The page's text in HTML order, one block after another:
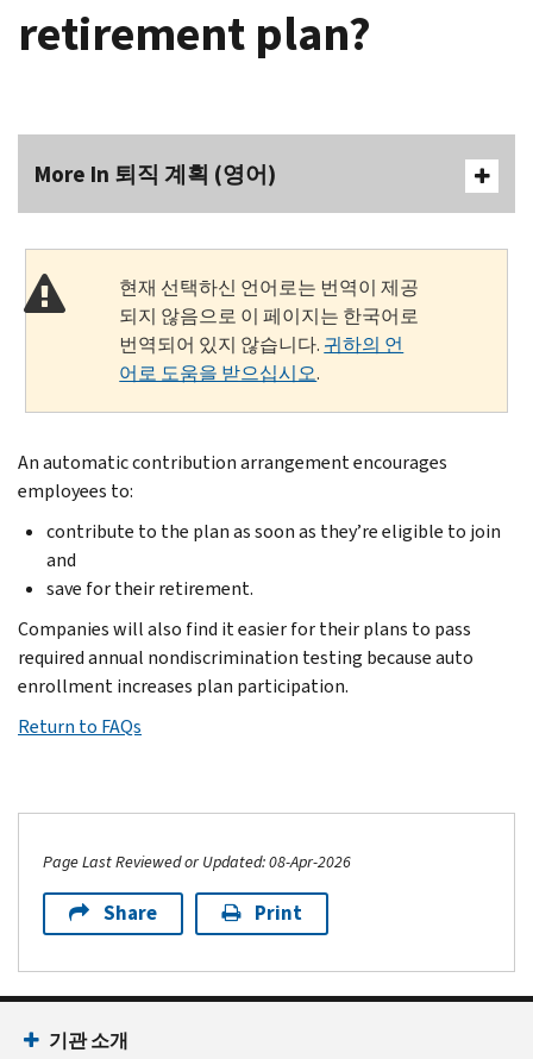
retirement plan?
More In 퇴직 계획 (영어)
현재 선택하신 언어로는 번역이 제공
되지 않음으로 이 페이지는 한국어로
번역되어 있지 않습니다. 귀하의 언
어로 도움을 받으십시오.
An automatic contribution arrangement encourages
employees to:
contribute to the plan as soon as they’re eligible to join
and
save for their retirement.
Companies will also find it easier for their plans to pass
required annual nondiscrimination testing because auto
enrollment increases plan participation.
Return to FAQs
Page Last Reviewed or Updated: 08-Apr-2026
Share Print
기관 소개